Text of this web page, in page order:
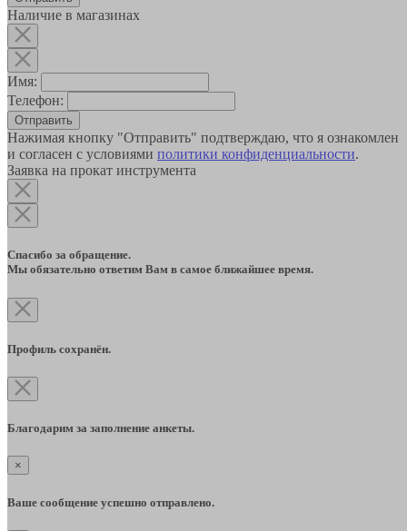
Наличие в магазинах
Имя:
Телефон:
Отправить
Нажимая кнопку "Отправить" подтверждаю, что я ознакомлен
и согласен с условиями политики конфиденциальности.
Заявка на прокат инструмента
Спасибо за обращение.
Мы обязательно ответим Вам в самое ближайшее время.
Профиль сохранён.
Благодарим за заполнение анкеты.
×
Ваше сообщение успешно отправлено.